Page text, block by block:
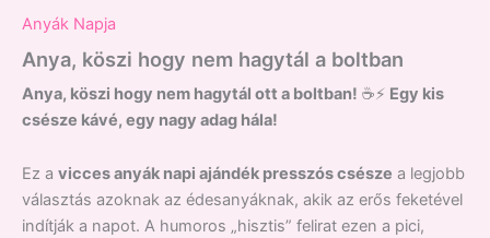
Anyák Napja
Anya, köszi hogy nem hagytál a boltban
Anya, köszi hogy nem hagytál ott a boltban! ☕⚡ Egy kis
csésze kávé, egy nagy adag hála!
Ez a vicces anyák napi ajándék presszós csésze a legjobb
választás azoknak az édesanyáknak, akik az erős feketével
indítják a napot. A humoros „hisztis” felirat ezen a pici,
mennyiség